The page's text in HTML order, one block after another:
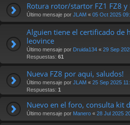
Rotura rotor/startor FZ1 FZ8 y
Último mensaje por JLAM « 05 Oct 2025
Alguien tiene el certificado de
leovince
Último mensaje por Druida134 « 29 Sep
Respuestas: 61
Nueva FZ8 por aqui, saludos!
Último mensaje por JLAM « 25 Sep 2025
Respuestas: 1
Nuevo en el foro, consulta kit
Último mensaje por Manero « 28 Jul 2025